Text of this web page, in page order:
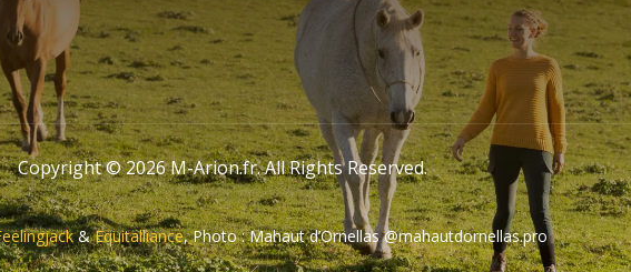
Copyright © 2026 M-Arion.fr. All Rights Reserved.
&Equitalliance, Photo : Mahaut d’Ornellas @mahautdornellas.pro